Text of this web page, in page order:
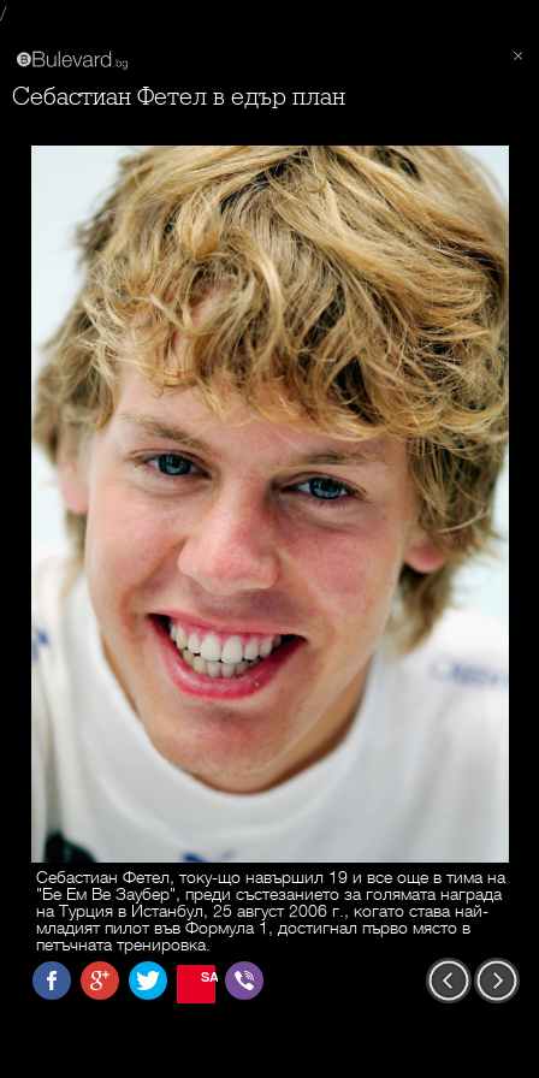
/
Себастиан Фетел в едър план
Себастиан Фетел, току-що навършил 19 и все още в тима на
"Бе Ем Ве Заубер", преди състезанието за голямата награда
на Турция в Истанбул, 25 август 2006 г., когато става най-
младият пилот във Формула 1, достигнал първо място в
петъчната тренировка.
SAVE